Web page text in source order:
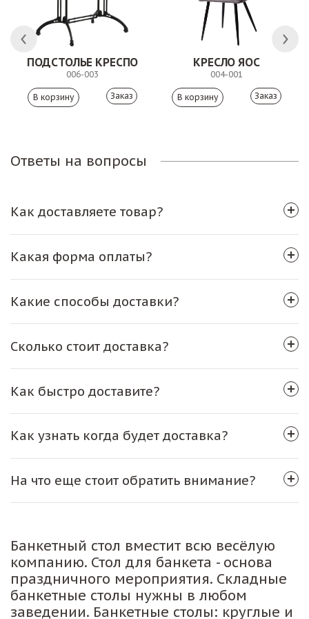
ПОДСТОЛЬЕ КРЕСПО
006-003
Заказ
КРЕСЛО ЯОС
004-001
Заказ
Ответы на вопросы
Как доставляете товар?
Какая форма оплаты?
Какие способы доставки?
Сколько стоит доставка?
Как быстро доставите?
Как узнать когда будет доставка?
На что еще стоит обратить внимание?
Банкетный стол вместит всю весёлую
компанию. Стол для банкета - основа
праздничного мероприятия. Складные
банкетные столы нужны в любом
заведении. Банкетные столы: круглые и